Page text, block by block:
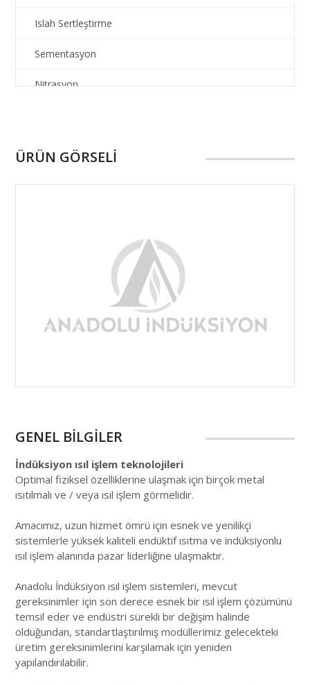
Islah Sertleştirme
Sementasyon
Nitrasyon
ÜRÜN GÖRSELİ
GENEL BİLGİLER
İndüksiyon ısıl işlem teknolojileri
Optimal fiziksel özelliklerine ulaşmak için birçok metal
ısıtılmalı ve / veya ısıl işlem görmelidir.
Amacımız, uzun hizmet ömrü için esnek ve yenilikçi
sistemlerle yüksek kaliteli endüktif ısıtma ve indüksiyonlu
ısıl işlem alanında pazar liderliğine ulaşmaktır.
Anadolu İndüksiyon ısıl işlem sistemleri, mevcut
gereksinimler için son derece esnek bir ısıl işlem çözümünü
temsil eder ve endüstri sürekli bir değişim halinde
olduğundan, standartlaştırılmış modüllerimiz gelecekteki
üretim gereksinimlerini karşılamak için yeniden
yapılandırılabilir.